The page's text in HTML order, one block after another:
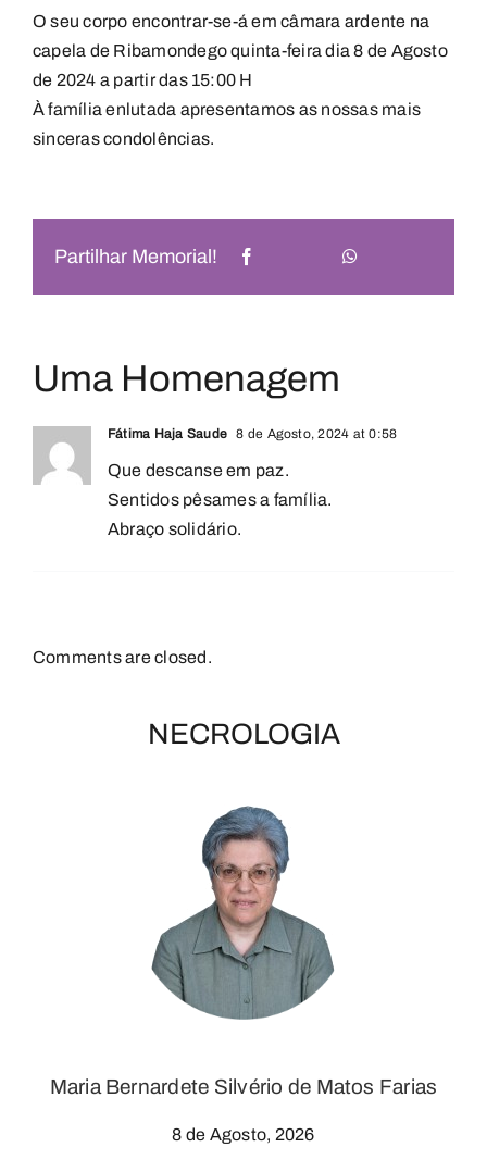
O seu corpo encontrar-se-á em câmara ardente na
capela de Ribamondego quinta-feira dia 8 de Agosto
de 2024 a partir das 15:00 H
À família enlutada apresentamos as nossas mais
sinceras condolências.
Partilhar Memorial!
Uma Homenagem
Fátima Haja Saude 8 de Agosto, 2024 at 0:58
Que descanse em paz.
Sentidos pêsames a família.
Abraço solidário.
Comments are closed.
NECROLOGIA
Maria Bernardete Silvério de Matos Farias
8 de Agosto, 2026